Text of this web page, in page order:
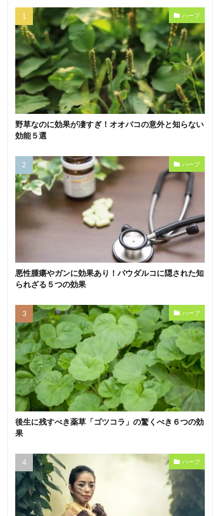
ハーブ
野草なのに効果が凄すぎ！オオバコの意外と知らない
効能５選
ハーブ
悪性腫瘍やガンに効果あり！パウダルコに隠された知
られざる５つの効果
ハーブ
後生に残すべき薬草「ゴツコラ」の驚くべき６つの効
果
ハーブ